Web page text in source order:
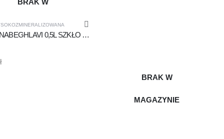
MAGAZYNIE
WODA NABEGHLAVI 0,5L SZKŁO / 12 SZTUK (OPAKOWANIE)
BRAK W
MAGAZYNIE